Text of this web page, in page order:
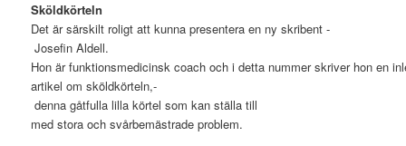
Sköldkörteln
Det är särskilt roligt att kunna presentera en ny skribent ­
Josefin Aldell.
Hon är funktionsmedicinsk coach och i detta nummer skriver hon en
artikel om sköldkörteln,­
denna gåtfulla lilla körtel som kan ställa till
med stora och svårbemästrade problem.